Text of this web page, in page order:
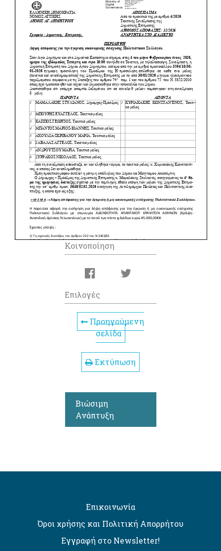
Κοινοποίηση
Επιλογές
Προηγούμενη
σελίδα
Εκτύπωση
Βιώσιμη
Ανάπτυξη
Επικοινωνία
Όροι χρήσης και Πολιτική Απορρήτου
Εγγραφή στο Newsletter!